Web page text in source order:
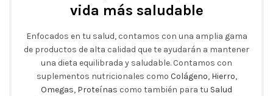
vida más saludable
Enfocados en tu salud, contamos con una amplia gama
de productos de alta calidad que te ayudarán a mantener
una dieta equilibrada y saludable. Contamos con
suplementos nutricionales como Colágeno, Hierro,
Omegas, Proteínas como también para tu Salud